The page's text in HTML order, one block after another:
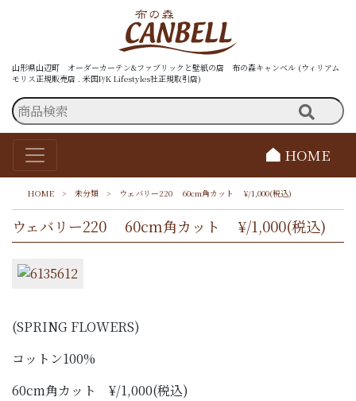
山形県山辺町 オーダーカーテン&ファブリックと壁紙の店 布の森キャンベル (ウィリアム
モリス正規販売店 . 米国P/K Lifestyles社正規取引店)
HOME
HOME > 未分類 > ウェバリー220 60cm角カット ¥/1,000(税込)
ウェバリー220 60cm角カット ¥/1,000(税込)
(SPRING FLOWERS)
コットン100%
60cm角カット ¥/1,000(税込)